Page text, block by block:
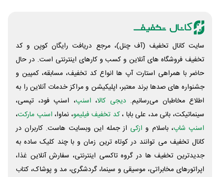
سایت کانال تخفیف (آف چنل)، مرجع دریافت رایگان کوپن و کد
تخفیف فروشگاه های آنلاین و کسب و‌ کارهای اینترنتی است. در حال
حاضر با همراهی استارت آپ ها انواع کد تخفیف، مسابقه، کمپین و
جشنواره های صدها برند معتبر، اپلیکیشن و مراکز خدمات آنلاین را به
اطلاع مخاطبان می‌رسانیم. دیجی کالا، اسنپ، اسنپ فود، تپسی،
سینماتیکت، بانی مد، علی‌ بابا ،کد تخفیف فیلیمو، نماوا، اسنپ مارکت،
اسنپ شاپ، باسلام و ازکی از جمله این وبسایت ‌هاست. کاربران در
کانال تخفیف می توانند در کوتاه ترین زمان و با چند کلیک ساده به
جدیدترین تخفیف ها در گروه تاکسی اینترنتی، سفارش آنلاین غذا،
اپراتورهای مخابراتی، موسیقی و سینما، گردشگری، مد و پوشاک، کتاب